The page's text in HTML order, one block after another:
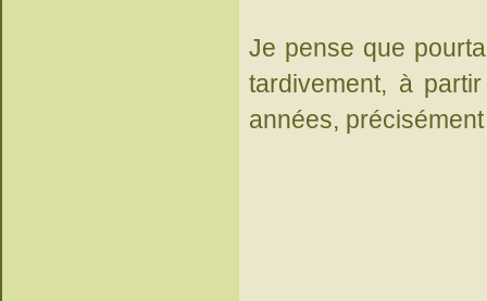
Je pense que
tardivement, à
années,